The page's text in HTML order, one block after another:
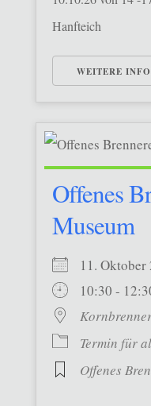
Hanfteich
WEITERE
Offenes
Museum
11.
10:30 -
Termin für
Offenes